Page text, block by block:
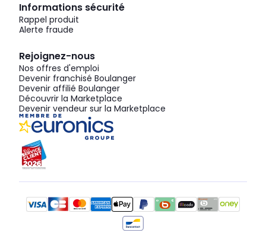
Informations sécurité
Rappel produit
Alerte fraude
Rejoignez-nous
Nos offres d'emploi
Devenir franchisé Boulanger
Devenir affilié Boulanger
Découvrir la Marketplace
Devenir vendeur sur la Marketplace